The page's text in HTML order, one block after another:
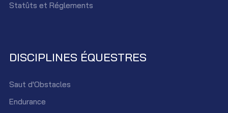
Statûts et Réglements
DISCIPLINES ÉQUESTRES
Saut d'Obstacles
Endurance